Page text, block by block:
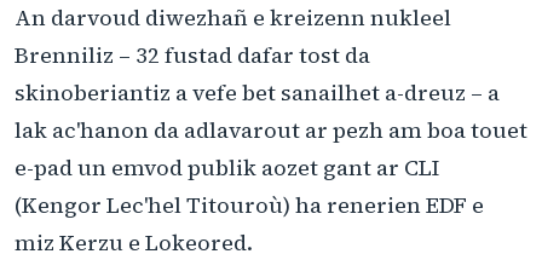
An darvoud diwezhañ e kreizenn nukleel
Brenniliz – 32 fustad dafar tost da
skinoberiantiz a vefe bet sanailhet a-dreuz – a
lak ac'hanon da adlavarout ar pezh am boa touet
e-pad un emvod publik aozet gant ar CLI
(Kengor Lec'hel Titouroù) ha renerien EDF e
miz Kerzu e Lokeored.